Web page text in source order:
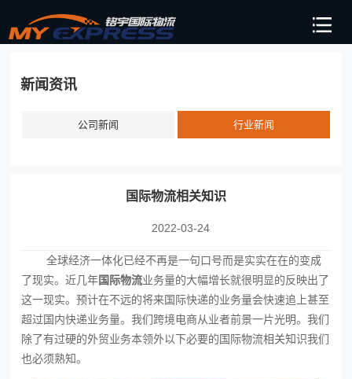
新闻资讯
公司新闻 行业新闻
国际物流相关知识
2022-03-24
全球经济一体化已经不再是一句口号而是实实在在的变成
了现实。近几年国际物流‍业务量的大幅增长就很明显的反映出了
这一现实。预计在不远的将来国际快递的业务量会快速追上甚至
超过国内快递业务量。我们跨境电商从业者前景一片光明。我们
除了有过硬的外贸业务本领外以下必要的国际物流相关知识我们
也必须熟知。